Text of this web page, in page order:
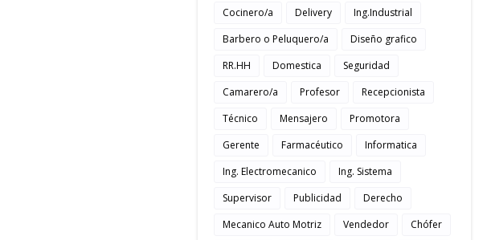
Cocinero/a
Delivery
Ing.Industrial
Barbero o Peluquero/a
Diseño grafico
RR.HH
Domestica
Seguridad
Camarero/a
Profesor
Recepcionista
Técnico
Mensajero
Promotora
Gerente
Farmacéutico
Informatica
Ing. Electromecanico
Ing. Sistema
Supervisor
Publicidad
Derecho
Mecanico Auto Motriz
Vendedor
Chófer